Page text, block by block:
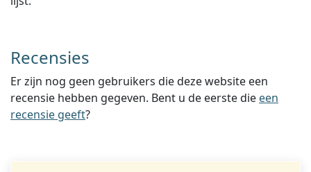
Recensies
Er zijn nog geen gebruikers die deze website een
recensie hebben gegeven. Bent u de eerste die een
recensie geeft?